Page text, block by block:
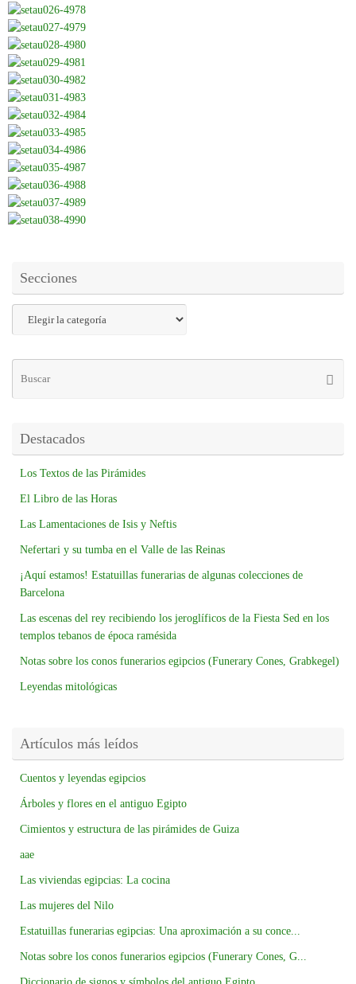
Secciones
Destacados
Los Textos de las Pirámides
El Libro de las Horas
Las Lamentaciones de Isis y Neftis
Nefertari y su tumba en el Valle de las Reinas
¡Aquí estamos! Estatuillas funerarias de algunas colecciones de
Barcelona
Las escenas del rey recibiendo los jeroglíficos de la Fiesta Sed en los
templos tebanos de época ramésida
Notas sobre los conos funerarios egipcios (Funerary Cones, Grabkegel)
Leyendas mitológicas
Artículos más leídos
Cuentos y leyendas egipcios
Árboles y flores en el antiguo Egipto
Cimientos y estructura de las pirámides de Guiza
aae
Las viviendas egipcias: La cocina
Las mujeres del Nilo
Estatuillas funerarias egipcias: Una aproximación a su conce...
Notas sobre los conos funerarios egipcios (Funerary Cones, G...